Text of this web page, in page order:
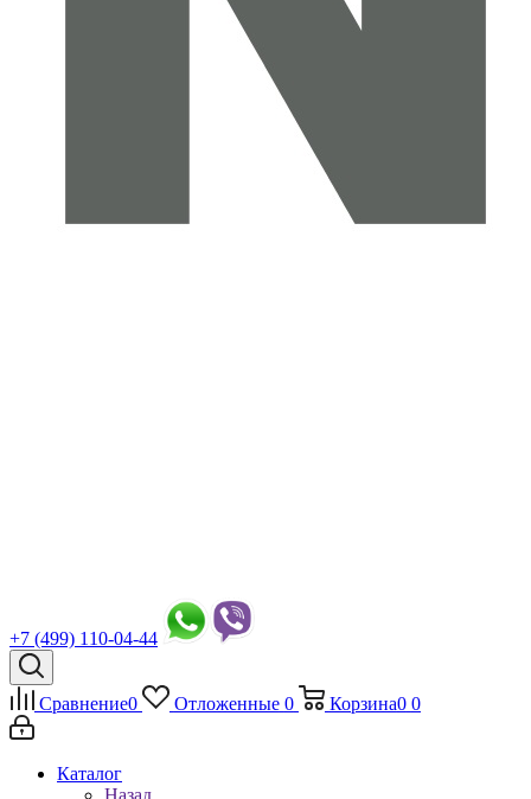
+7 (499) 110-04-44
Сравнение0 Отложенные 0 Корзина0 0
Каталог
Назад